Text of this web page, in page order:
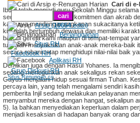
Ibu J telah menjadi guru Sekolah Minggu
seorang yang sangat berkomitmen dan akrab
kali saya mendengar ungkapan sukacitanya
kini telah bertumbuh dewasa dan memiliki
baik di gereja kami maupun di tempat-tempat
tua ialah menyaksikan anak-anak mereka-baik
secara rohani-tetap menghidupi nilai-nilai baik
Demikian juga dengan Rasul Yohanes. Ia
sedang meneguhkan anak sekaligus rekan
Gayus menjalani hidup sesuai firman Tuhan.
percaya lain, yang telah mengalami sendiri
pemberita Injil sedang melakukan pelayanan
menyambut mereka dengan hangat, sekalipun
5). Ia bahkan menyediakan keperluan dalam
menjadi kesaksian di hadapan banyak orang
Cari di e-
Arsip (10654edisi)
Berlangganan
Situs RH
Facebook RH
Aplikasi RH
Grup Diskusi RH
Situs Renungan.co